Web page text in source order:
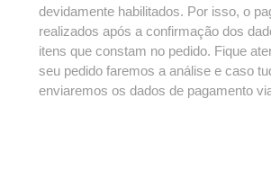
devidamente habilitados. Por isso, o
realizados após a confirmação dos
itens que constam no pedido. Fique
seu pedido faremos a análise e caso
enviaremos os dados de pagamento